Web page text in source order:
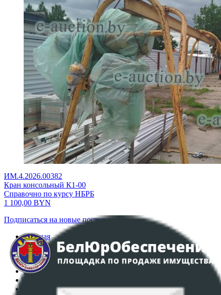
ИМ.4.2026.00382
Кран консольный К1-00
Справочно по курсу НБРБ
1 100,00 BYN
Подписаться на новые поступления
Главная
Аукционы
Интернет-магазин
Регламент организации и проведения торгов
Политика в отношении обработки персональных